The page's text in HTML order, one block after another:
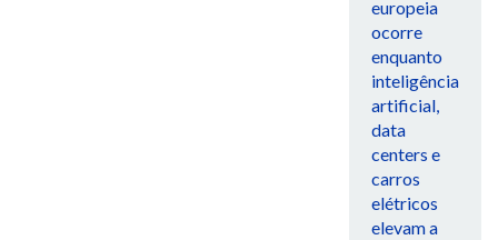
europeia
ocorre
enquanto
inteligência
artificial,
data
centers e
carros
elétricos
elevam a